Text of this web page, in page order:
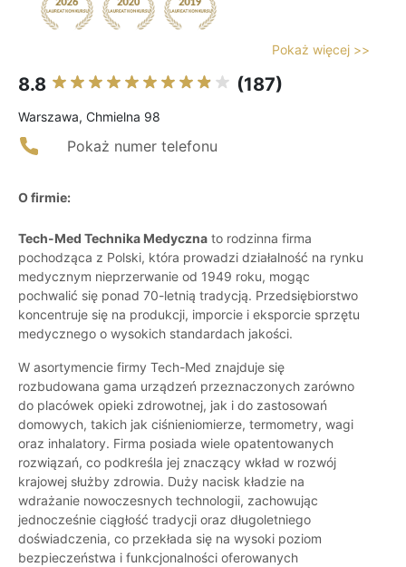
Pokaż więcej >>
8.8 (187)
Warszawa, Chmielna 98
Pokaż numer telefonu
O firmie:
Tech-Med Technika Medyczna to rodzinna firma
pochodząca z Polski, która prowadzi działalność na rynku
medycznym nieprzerwanie od 1949 roku, mogąc
pochwalić się ponad 70-letnią tradycją. Przedsiębiorstwo
koncentruje się na produkcji, imporcie i eksporcie sprzętu
medycznego o wysokich standardach jakości.
W asortymencie firmy Tech-Med znajduje się
rozbudowana gama urządzeń przeznaczonych zarówno
do placówek opieki zdrowotnej, jak i do zastosowań
domowych, takich jak ciśnieniomierze, termometry, wagi
oraz inhalatory. Firma posiada wiele opatentowanych
rozwiązań, co podkreśla jej znaczący wkład w rozwój
krajowej służby zdrowia. Duży nacisk kładzie na
wdrażanie nowoczesnych technologii, zachowując
jednocześnie ciągłość tradycji oraz długoletniego
doświadczenia, co przekłada się na wysoki poziom
bezpieczeństwa i funkcjonalności oferowanych